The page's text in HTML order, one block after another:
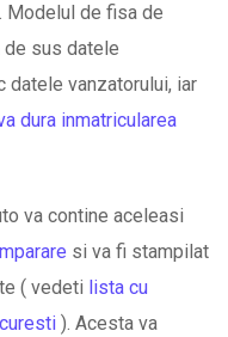
Modelul de fisa de
de sus datele
datele vanzatorului, iar
dura inmatricularea
va contine aceleasi
si va fi stampilat
( vedeti lista cu
). Acesta va